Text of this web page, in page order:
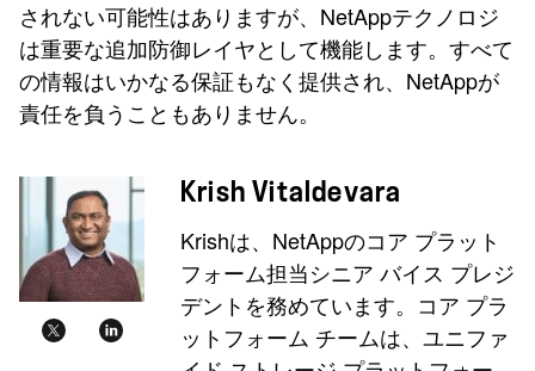
されない可能性はありますが、NetAppテクノロジ
は重要な追加防御レイヤとして機能します。すべて
の情報はいかなる保証もなく提供され、NetAppが
責任を負うこともありません。
Krish Vitaldevara
Krishは、NetAppのコア プラット
フォーム担当シニア バイス プレジ
デントを務めています。コア プラ
ットフォーム チームは、ユニファ